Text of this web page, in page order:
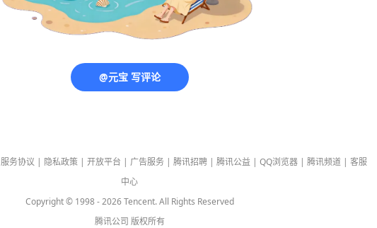
@元宝 写评论
服务协议 | 隐私政策 | 开放平台 | 广告服务 | 腾讯招聘 | 腾讯公益 | QQ浏览器 | 腾讯频道 | 客服
中心
Copyright © 1998 -2026Tencent. All Rights Reserved
腾讯公司 版权所有